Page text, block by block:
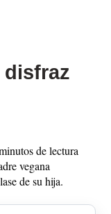
disfraz
de lectura
vegana
de su hija.